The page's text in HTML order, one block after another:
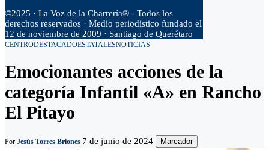
©2025 · La Voz de la Charrería® - Todos los
derechos reservados · Medio periodístico fundado el
12 de noviembre de 2009 · Santiago de Querétaro
CENTRODESTACADOESTATALESNOTICIAS
Emocionantes acciones de la
categoría Infantil «A» en Rancho
El Pitayo
Por Jesús Torres Briones 7 de junio de 2024 Marcador